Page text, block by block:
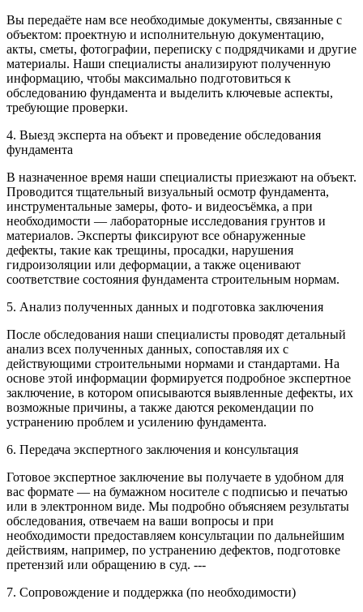
Вы передаёте нам все необходимые документы, связанные с
объектом: проектную и исполнительную документацию,
акты, сметы, фотографии, переписку с подрядчиками и другие
материалы. Наши специалисты анализируют полученную
информацию, чтобы максимально подготовиться к
обследованию фундамента и выделить ключевые аспекты,
требующие проверки.
4. Выезд эксперта на объект и проведение обследования
фундамента
В назначенное время наши специалисты приезжают на объект.
Проводится тщательный визуальный осмотр фундамента,
инструментальные замеры, фото- и видеосъёмка, а при
необходимости — лабораторные исследования грунтов и
материалов. Эксперты фиксируют все обнаруженные
дефекты, такие как трещины, просадки, нарушения
гидроизоляции или деформации, а также оценивают
соответствие состояния фундамента строительным нормам.
5. Анализ полученных данных и подготовка заключения
После обследования наши специалисты проводят детальный
анализ всех полученных данных, сопоставляя их с
действующими строительными нормами и стандартами. На
основе этой информации формируется подробное экспертное
заключение, в котором описываются выявленные дефекты, их
возможные причины, а также даются рекомендации по
устранению проблем и усилению фундамента.
6. Передача экспертного заключения и консультация
Готовое экспертное заключение вы получаете в удобном для
вас формате — на бумажном носителе с подписью и печатью
или в электронном виде. Мы подробно объясняем результаты
обследования, отвечаем на ваши вопросы и при
необходимости предоставляем консультации по дальнейшим
действиям, например, по устранению дефектов, подготовке
претензий или обращению в суд. ---
7. Сопровождение и поддержка (по необходимости)